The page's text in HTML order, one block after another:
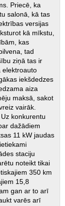
Priecē, ka
salonā, kā tas
versijas
kā mīkstu,
kas
tad
ziņā tas ir
elektroauto
iekšdedzes
aiza
maksā, sakot
vairāk.
konkurentu
dažādiem
11 kW jaudas
staciju
noteikt tikai
350 km
15,8
gan ar to arī
varēs arī